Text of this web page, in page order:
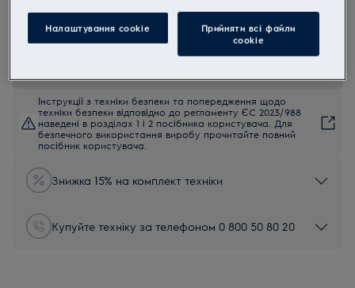
Термощуп вимірює температуру всередині страви для надійного
результату.
Інструкції з техніки безпеки та попередження щодо
техніки безпеки відповідно до регламенту ЄС 2023/988
наведені в розділах 1 і 2 посібника користувача. Для
безпечного використання виробу прочитайте повний
посібник користувача.
Знижка 15% на комплект техніки
Купуйте техніку за телефоном 0 800 50 80 20
Налаштування cookie
Прийняти всі файли
сookie